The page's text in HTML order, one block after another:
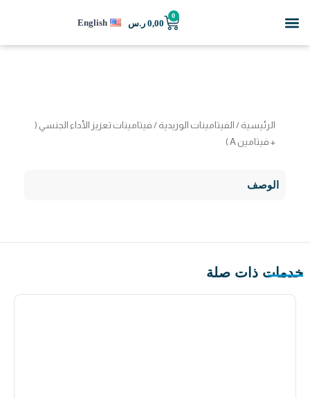
إلى Menu
0,00 ر.س
0
Cart
English
الرئيسية / الفيتامينات الوريدية / فيتامينات تعزيز الأداء الجنسي (
+ فيتامين A )
الوصف
خدمات ذات صلة